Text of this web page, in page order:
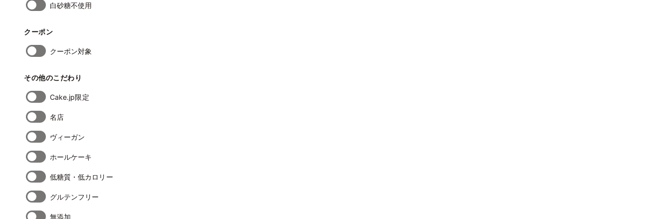
白砂糖不使用
クーポン
クーポン対象
その他のこだわり
Cake.jp限定
名店
ヴィーガン
ホールケーキ
低糖質・低カロリー
グルテンフリー
無添加